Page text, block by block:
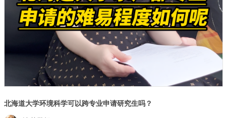
北海道大学环境科学可以跨专业申请研究生吗？